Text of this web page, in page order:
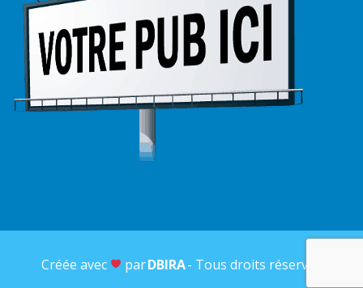
Créée avec parDBIRA- Tous droits réservés